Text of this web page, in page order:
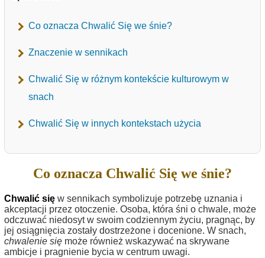
Co oznacza Chwalić Się we śnie?
Znaczenie w sennikach
Chwalić Się w różnym kontekście kulturowym w
snach
Chwalić Się w innych kontekstach użycia
Co oznacza Chwalić Się we śnie?
Chwalić się w sennikach symbolizuje potrzebę uznania i
akceptacji przez otoczenie. Osoba, która śni o chwale, może
odczuwać niedosyt w swoim codziennym życiu, pragnąc, by
jej osiągnięcia zostały dostrzeżone i docenione. W snach,
chwalenie się może również wskazywać na skrywane
ambicje i pragnienie bycia w centrum uwagi.